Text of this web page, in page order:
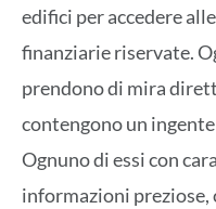
edifici per accedere
finanziarie riservate.
prendono di mira
contengono un
Ognuno di essi con
informazioni